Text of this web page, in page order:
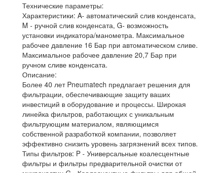
Технические параметры:
Характеристики: A- автоматический слив конденсата,
M - ручной слив конденсата, G- возможность
установки индикатора/манометра. Максимальное
рабочее давление 16 Бар при автоматическом сливе.
Максимальное рабочее давление 20,7 Бар при
ручном сливе конденсата.
Описание:
Более 40 лет Pneumatech предлагает решения для
фильтрации, обеспечивающие защиту ваших
инвестиций в оборудование и процессы. Широкая
линейка фильтров, работающих с уникальным
фильтрующим материалом, являющимся
собственной разработкой компании, позволяет
эффективно снизить уровень загрязнений всех типов.
Типы фильтров: P - Универсальные коалесцентные
фильтры и фильтры предварительной очистки от